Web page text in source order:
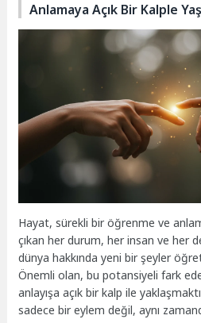
Anlamaya Açık Bir Kalple
Hayat, sürekli bir öğrenme ve
çıkan her durum, her insan ve her
dünya hakkında yeni bir şeyler
Önemli olan, bu potansiyeli fark
anlayışa açık bir kalp ile
sadece bir eylem değil, aynı